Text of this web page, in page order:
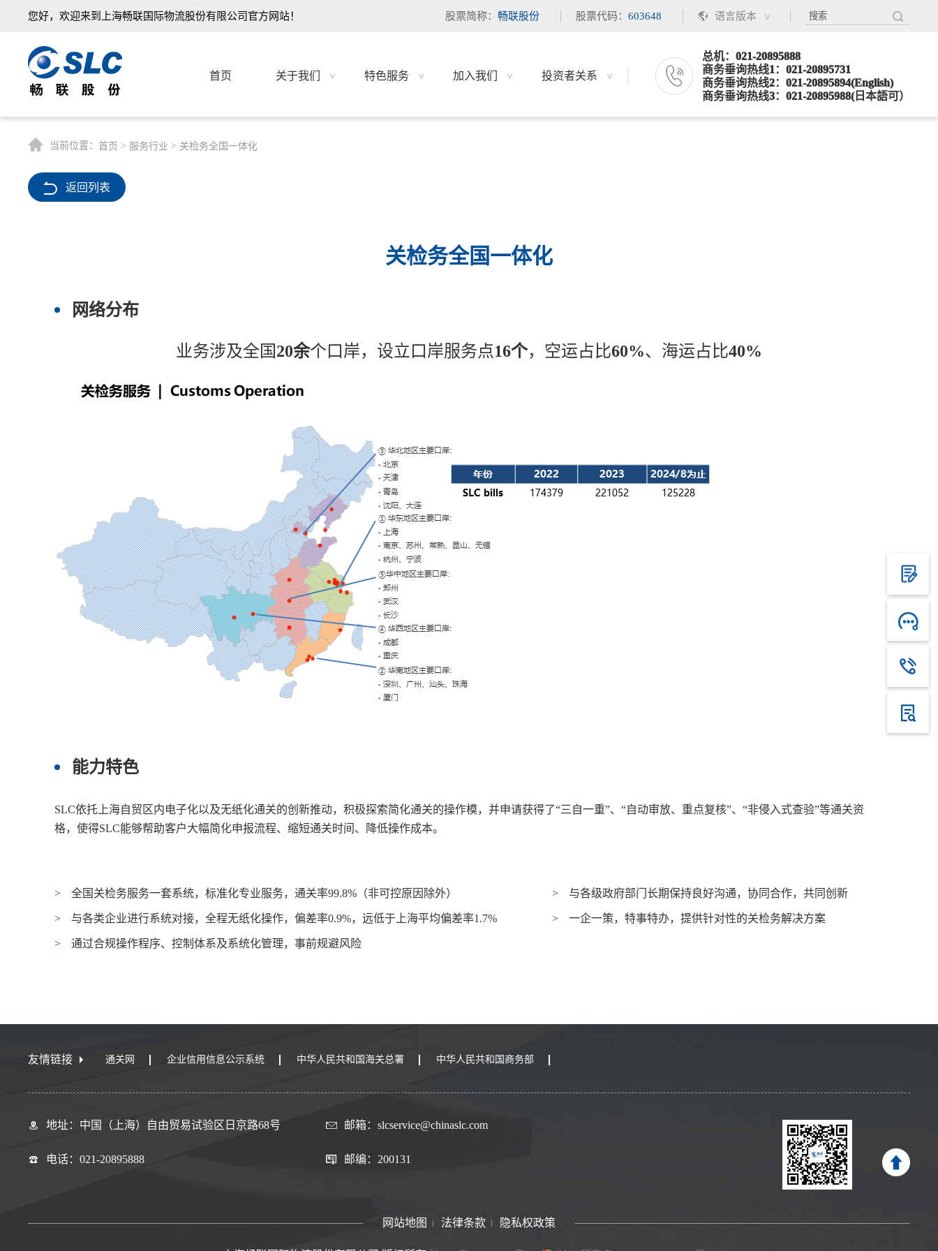
您好，欢迎来到上海畅联国际物流股份有限公司官方网站！ 股票简称： 畅联股份 股票代码： 603648 语言版本
首页 关于我们 特色服务 加入我们 投资者关系
总机：021-20895888
商务垂询热线1：021-20895731
商务垂询热线2：021-20895894(English)
商务垂询热线3：021-20895988(日本語可）
当前位置：首页 > 服务行业 > 关检务全国一体化
返回列表
关检务全国一体化
网络分布
业务涉及全国20余个口岸，设立口岸服务点16个，空运占比60%、海运占比40%
能力特色
SLC依托上海自贸区内电子化以及无纸化通关的创新推动，积极探索简化通关的操作模，并申请获得了“三自一重”、“自动审放、重点复核”、“非侵入式查验”等通关资
格，使得SLC能够帮助客户大幅简化申报流程、缩短通关时间、降低操作成本。
> 全国关检务服务一套系统，标准化专业服务，通关率99.8%（非可控原因除外） > 与各级政府部门长期保持良好沟通，协同合作，共同创新
> 与各类企业进行系统对接，全程无纸化操作，偏差率0.9%，远低于上海平均偏差率1.7% > 一企一策，特事特办，提供针对性的关检务解决方案
> 通过合规操作程序、控制体系及系统化管理，事前规避风险
友情链接 通关网 企业信用信息公示系统 中华人民共和国海关总署 中华人民共和国商务部
地址：中国（上海）自由贸易试验区日京路68号 邮箱：slcservice@chinaslc.com
电话：021-20895888 邮编：200131
网站地图 法律条款 隐私权政策